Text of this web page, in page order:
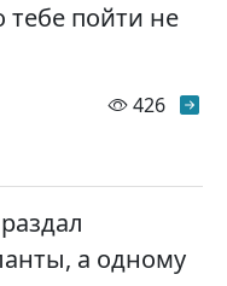
тебе пойти не
426
а одному